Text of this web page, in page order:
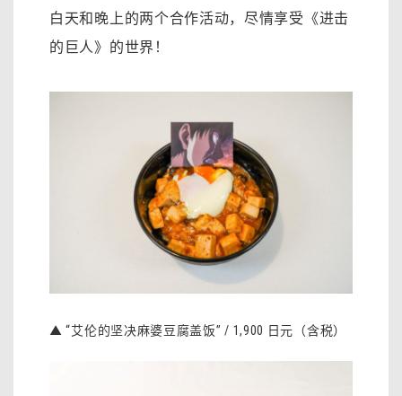
白天和晚上的两个合作活动，尽情享受《进击
的巨人》的世界！
▲ “艾伦的坚决麻婆豆腐盖饭” / 1,900 日元（含税）